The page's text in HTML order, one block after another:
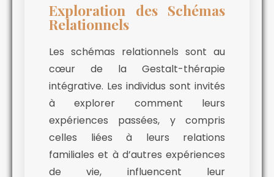
Exploration des Schémas
Relationnels
Les schémas relationnels sont au
cœur de la Gestalt-thérapie
intégrative. Les individus sont invités
à explorer comment leurs
expériences passées, y compris
celles liées à leurs relations
familiales et à d’autres expériences
de vie, influencent leur